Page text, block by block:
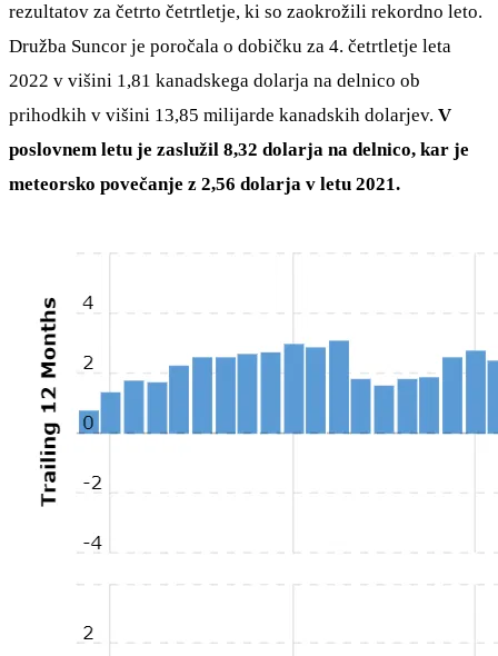
rezultatov za četrto četrtletje, ki so zaokrožili rekordno leto.
Družba Suncor je poročala o dobičku za 4. četrtletje leta
2022 v višini 1,81 kanadskega dolarja na delnico ob
prihodkih v višini 13,85 milijarde kanadskih dolarjev. V
poslovnem letu je zaslužil 8,32 dolarja na delnico, kar je
meteorsko povečanje z 2,56 dolarja v letu 2021.